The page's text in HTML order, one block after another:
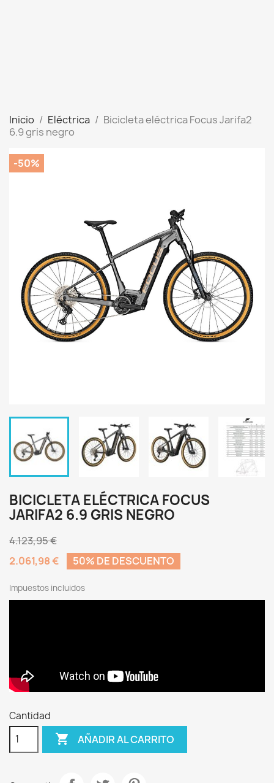
Inicio Eléctrica
Bicicleta eléctrica Focus Jarifa2
6.9 gris negro
-50%
BICICLETA ELÉCTRICA FOCUS
JARIFA2 6.9 GRIS NEGRO
4.123,95 €
2.061,98 €
50% DE DESCUENTO
Impuestos incluidos
Cantidad
 AÑADIR AL CARRITO